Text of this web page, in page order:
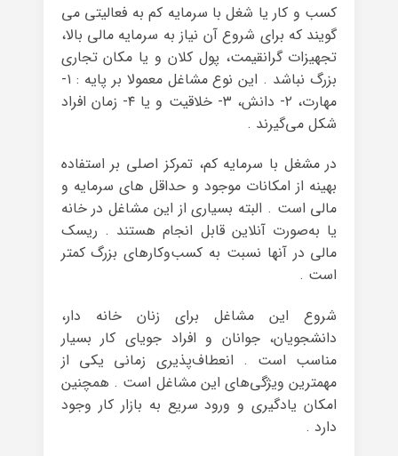
کسب و کار یا شغل با سرمایه کم به فعالیتی می
گویند که برای شروع آن نیاز به سرمایه مالی بالا،
تجهیزات گرانقیمت، پول کلان و یا مکان تجاری
بزرگ نباشد . این نوع مشاغل معمولا بر پایه : ۱-
مهارت، ۲- دانش، ۳- خلاقیت و یا ۴- زمان افراد
شکل می‌گیرند .
در مشغل با سرمایه کم، تمرکز اصلی بر استفاده
بهینه از امکانات موجود و حداقل های سرمایه و
مالی است . البته بسیاری از این مشاغل در خانه
یا به‌صورت آنلاین قابل انجام هستند . ریسک
مالی در آنها نسبت به کسب‌وکارهای بزرگ کمتر
است .
شروع این مشاغل برای زنان خانه دار،
دانشجویان، جوانان و افراد جویای کار بسیار
مناسب است . انعطاف‌پذیری زمانی یکی از
مهمترین ویژگی‌های این مشاغل است . همچنین
امکان یادگیری و ورود سریع به بازار کار وجود
دارد .